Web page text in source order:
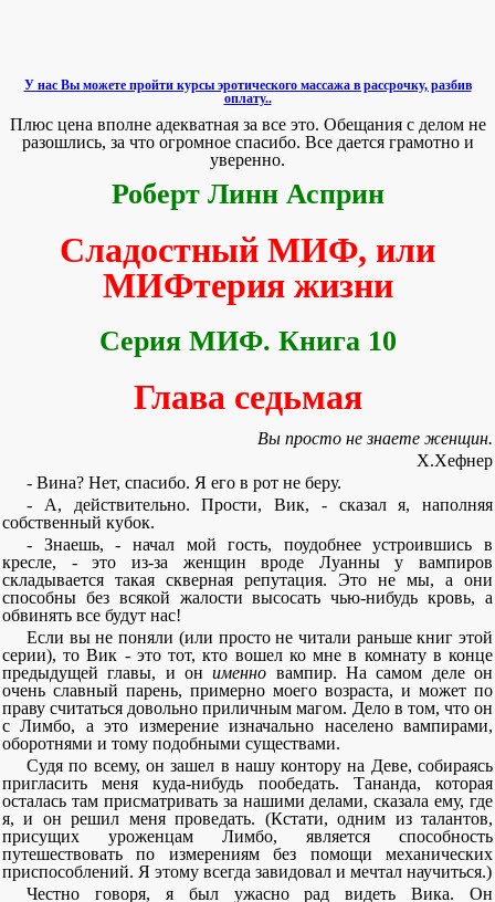
У нас Вы можете пройти курсы эротического массажа в рассрочку, разбив
оплату..
Плюс цена вполне адекватная за все это. Обещания с делом не
разошлись, за что огромное спасибо. Все дается грамотно и
уверенно.
Роберт Линн Асприн
Сладостный МИФ, или
МИФтерия жизни
Серия МИФ. Книга 10
Глава седьмая
Вы просто не знаете женщин.
X.Хефнер
- Вина? Нет, спасибо. Я его в рот не беру.
- А, действительно. Прости, Вик, - сказал я, наполняя
собственный кубок.
- Знаешь, - начал мой гость, поудобнее устроившись в
кресле, - это из-за женщин вроде Луанны у вампиров
складывается такая скверная репутация. Это не мы, а они
способны без всякой жалости высосать чью-нибудь кровь, а
обвинять все будут нас!
Если вы не поняли (или просто не читали раньше книг этой
серии), то Вик - это тот, кто вошел ко мне в комнату в конце
предыдущей главы, и онименно вампир. На самом деле он
очень славный парень, примерно моего возраста, и может по
праву считаться довольно приличным магом. Дело в том, что он
с Лимбо, а это измерение изначально населено вампирами,
оборотнями и тому подобными существами.
Судя по всему, он зашел в нашу контору на Деве, собираясь
пригласить меня куда-нибудь пообедать. Тананда, которая
осталась там присматривать за нашими делами, сказала ему, где
я, и он решил меня проведать. (Кстати, одним из талантов,
присущих уроженцам Лимбо, является способность
путешествовать по измерениям без помощи механических
приспособлений. Я этому всегда завидовал и мечтал научиться.)
Честно говоря, я был ужасно рад видеть Вика. Он